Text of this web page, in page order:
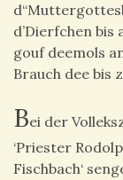
d’Dierfchen
gouf deemols
Brauch dee bis
Bei der
‘Priester
Fischbach‘